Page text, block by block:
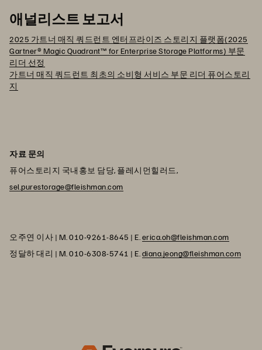
애널리스트 보고서
2025 가트너 매직 쿼드런트 엔터프라이즈 스토리지 플랫폼(2025
Gartner® Magic Quadrant™ for Enterprise Storage Platforms) 부문
리더 선정
가트너 매직 쿼드런트 최초의 소비형 서비스 부문 리더 퓨어스토리
지
자료 문의
퓨어스토리지 국내홍보 담당, 플레시먼힐러드,
sel.purestorage@fleishman.com
오주연 이사 | M. 010-9261-8645 | E. erica.oh@fleishman.com
정달하 대리 | M. 010-6308-5741 | E. diana.jeong@fleishman.com